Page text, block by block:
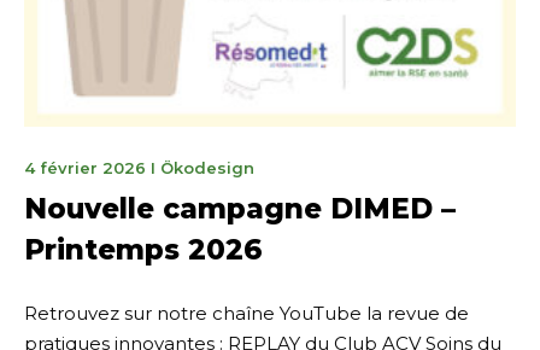
4 février 2026 15
2026
I Ökodesign
Nouvelle campagne DIMED –
Printemps 2026
Retrouvez sur notre chaîne YouTube la revue de
pratiques innovantes : REPLAY du Club ACV Soins du